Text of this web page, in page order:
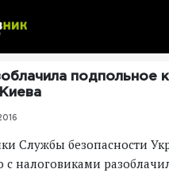
подпольное
Службы безопасности
с налоговиками